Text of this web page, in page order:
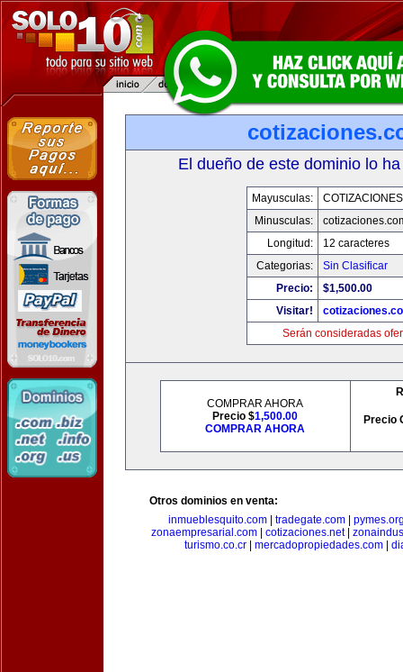
El dueño de este dominio lo
Mayusculas:
Minusculas:
Longitud:
12 caracteres
Categorias:
Sin Clasificar
Precio:
$1,500.00
Visitar!
Serán consideradas
COMPRAR AHORA
Precio $1,500.00
COMPRAR AHORA
Precio
Otros dominios en venta:
inmueblesquito.com
tradegate.com
zonaempresarial.com| cotizaciones.net|
turismo.co.cr| mercadopropiedades.com|